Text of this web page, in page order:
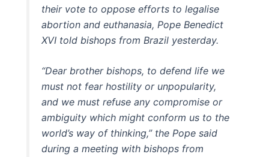
their vote to oppose efforts to legalise
abortion and euthanasia, Pope Benedict
XVI told bishops from Brazil yesterday.
“Dear brother bishops, to defend life we
must not fear hostility or unpopularity,
and we must refuse any compromise or
ambiguity which might conform us to the
world’s way of thinking,” the Pope said
during a meeting with bishops from